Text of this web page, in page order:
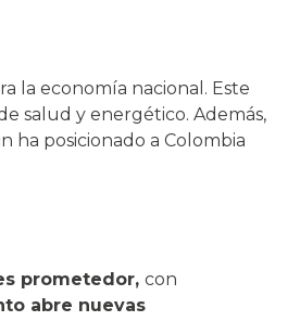
la economía nacional. Este
salud y energético. Además,
ha posicionado a Colombia
prometedor, con
abre nuevas